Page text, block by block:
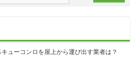
ューコンロを屋上から運び出す業者は？